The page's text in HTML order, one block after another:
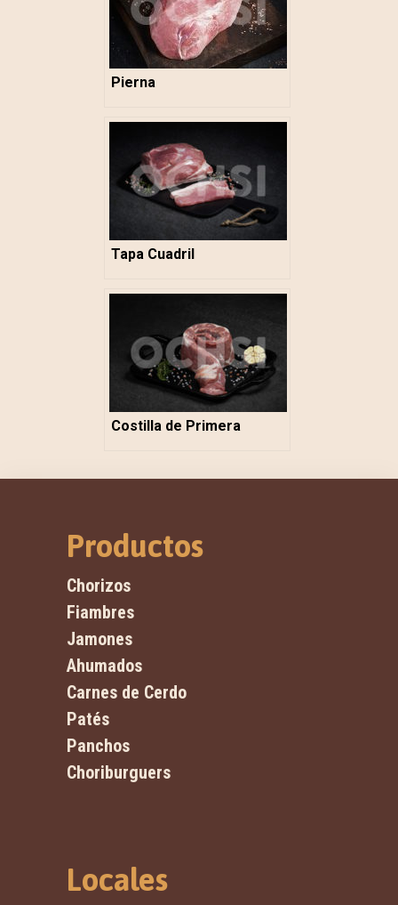
Pierna
Tapa Cuadril
Costilla de Primera
Productos
Chorizos
Fiambres
Jamones
Ahumados
Carnes de Cerdo
Patés
Panchos
Choriburguers
Locales